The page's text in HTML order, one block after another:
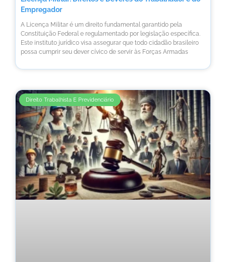
Empregador
A Licença Militar é um direito fundamental garantido pela
Constituição Federal e regulamentado por legislação específica.
Este instituto jurídico visa assegurar que todo cidadão brasileiro
possa cumprir seu dever cívico de servir às Forças Armadas
Direito Trabalhista E Previdenciário